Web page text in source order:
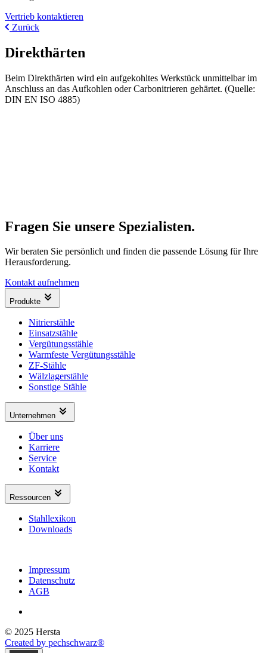
Vertrieb kontaktieren
Zurück
Direkthärten
Beim Direkthärten wird ein aufgekohltes Werkstück unmittelbar im
Anschluss an das Aufkohlen oder Carbonitrieren gehärtet. (Quelle:
DIN EN ISO 4885)
Fragen Sie unsere Spezialisten.
Wir beraten Sie persönlich und finden die passende Lösung für Ihre
Herausforderung.
Kontakt aufnehmen
Produkte
Nitrierstähle
Einsatzstähle
Vergütungsstähle
Warmfeste Vergütungsstähle
ZF-Stähle
Wälzlagerstähle
Sonstige Stähle
Unternehmen
Über uns
Karriere
Service
Kontakt
Ressourcen
Stahllexikon
Downloads
Impressum
Datenschutz
AGB
© 2025 Hersta
Created by pechschwarz®